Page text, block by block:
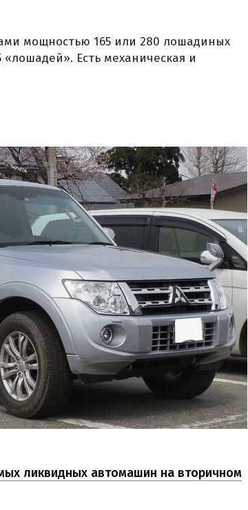
мощностью 165 или 280 лошадиных
«лошадей». Есть механическая и
ликвидных автомашин на вторичном